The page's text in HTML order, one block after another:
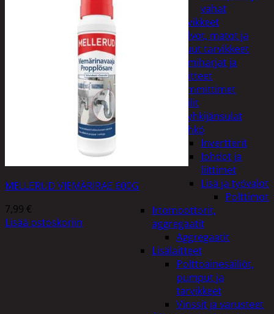
vahat
Autotarvikkeet
Kalvot, matot ja
muut tarvikkeet
Lumiharjat ja
peitteet
Lämmittimet
Peilit
Pyyhkijänsulat
Sähkö
Invertterit
Johdot ja
liittimet
Lisä ja työvalot
Polttimot
Irtomoottorit,
aggregaatit
Aggregaatit
Lisälaitteet
Polttoainesäiliöt,
pumput ja
tarvikkeet
Vinssit ja varusteet
MELLERUD VIEMÄRIRAE 600G
7,99 €
Lisää ostoskoriin